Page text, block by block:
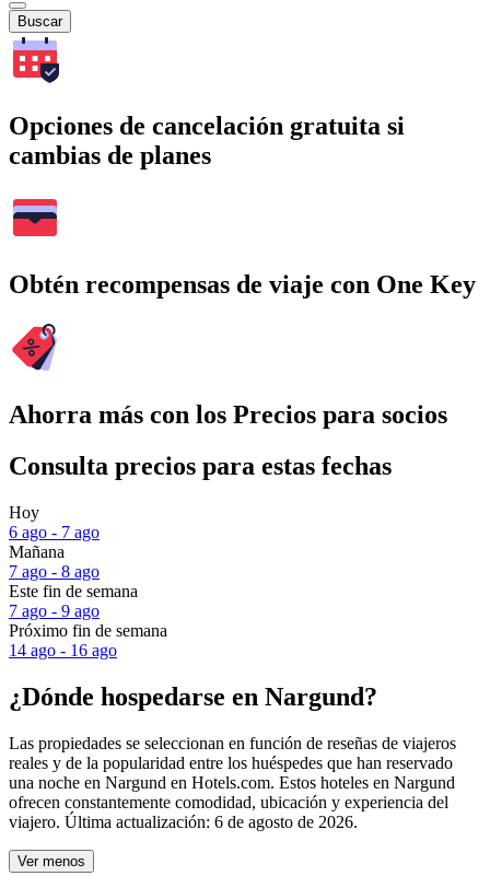
Buscar
Opciones de cancelación gratuita si
cambias de planes
Obtén recompensas de viaje con One Key
Ahorra más con los Precios para socios
Consulta precios para estas fechas
Hoy
6 ago - 7 ago
Mañana
7 ago - 8 ago
Este fin de semana
7 ago - 9 ago
Próximo fin de semana
14 ago - 16 ago
¿Dónde hospedarse en Nargund?
Las propiedades se seleccionan en función de reseñas de viajeros
reales y de la popularidad entre los huéspedes que han reservado
una noche en Nargund en Hotels.com. Estos hoteles en Nargund
ofrecen constantemente comodidad, ubicación y experiencia del
viajero. Última actualización: 6 de agosto de 2026.
Ver menos